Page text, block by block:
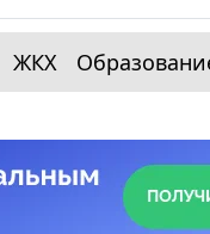
ЖКХ